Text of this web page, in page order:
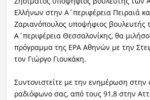
Ελλήνων στην Α΄περιφέρεια Πειραιά
Ζαριανόπουλος υποψήφιος βουλευτής
Α΄περιφέρεια Θεσσαλονίκης, θα
πρόγραμμα της ΕΡΑ Αθηνών με την
τον Γιώργο Γιουκάκη.
Συντονιστείτε με την ενημέρωση στην
ραδιόφωνο σας, από τους 91,8 στην